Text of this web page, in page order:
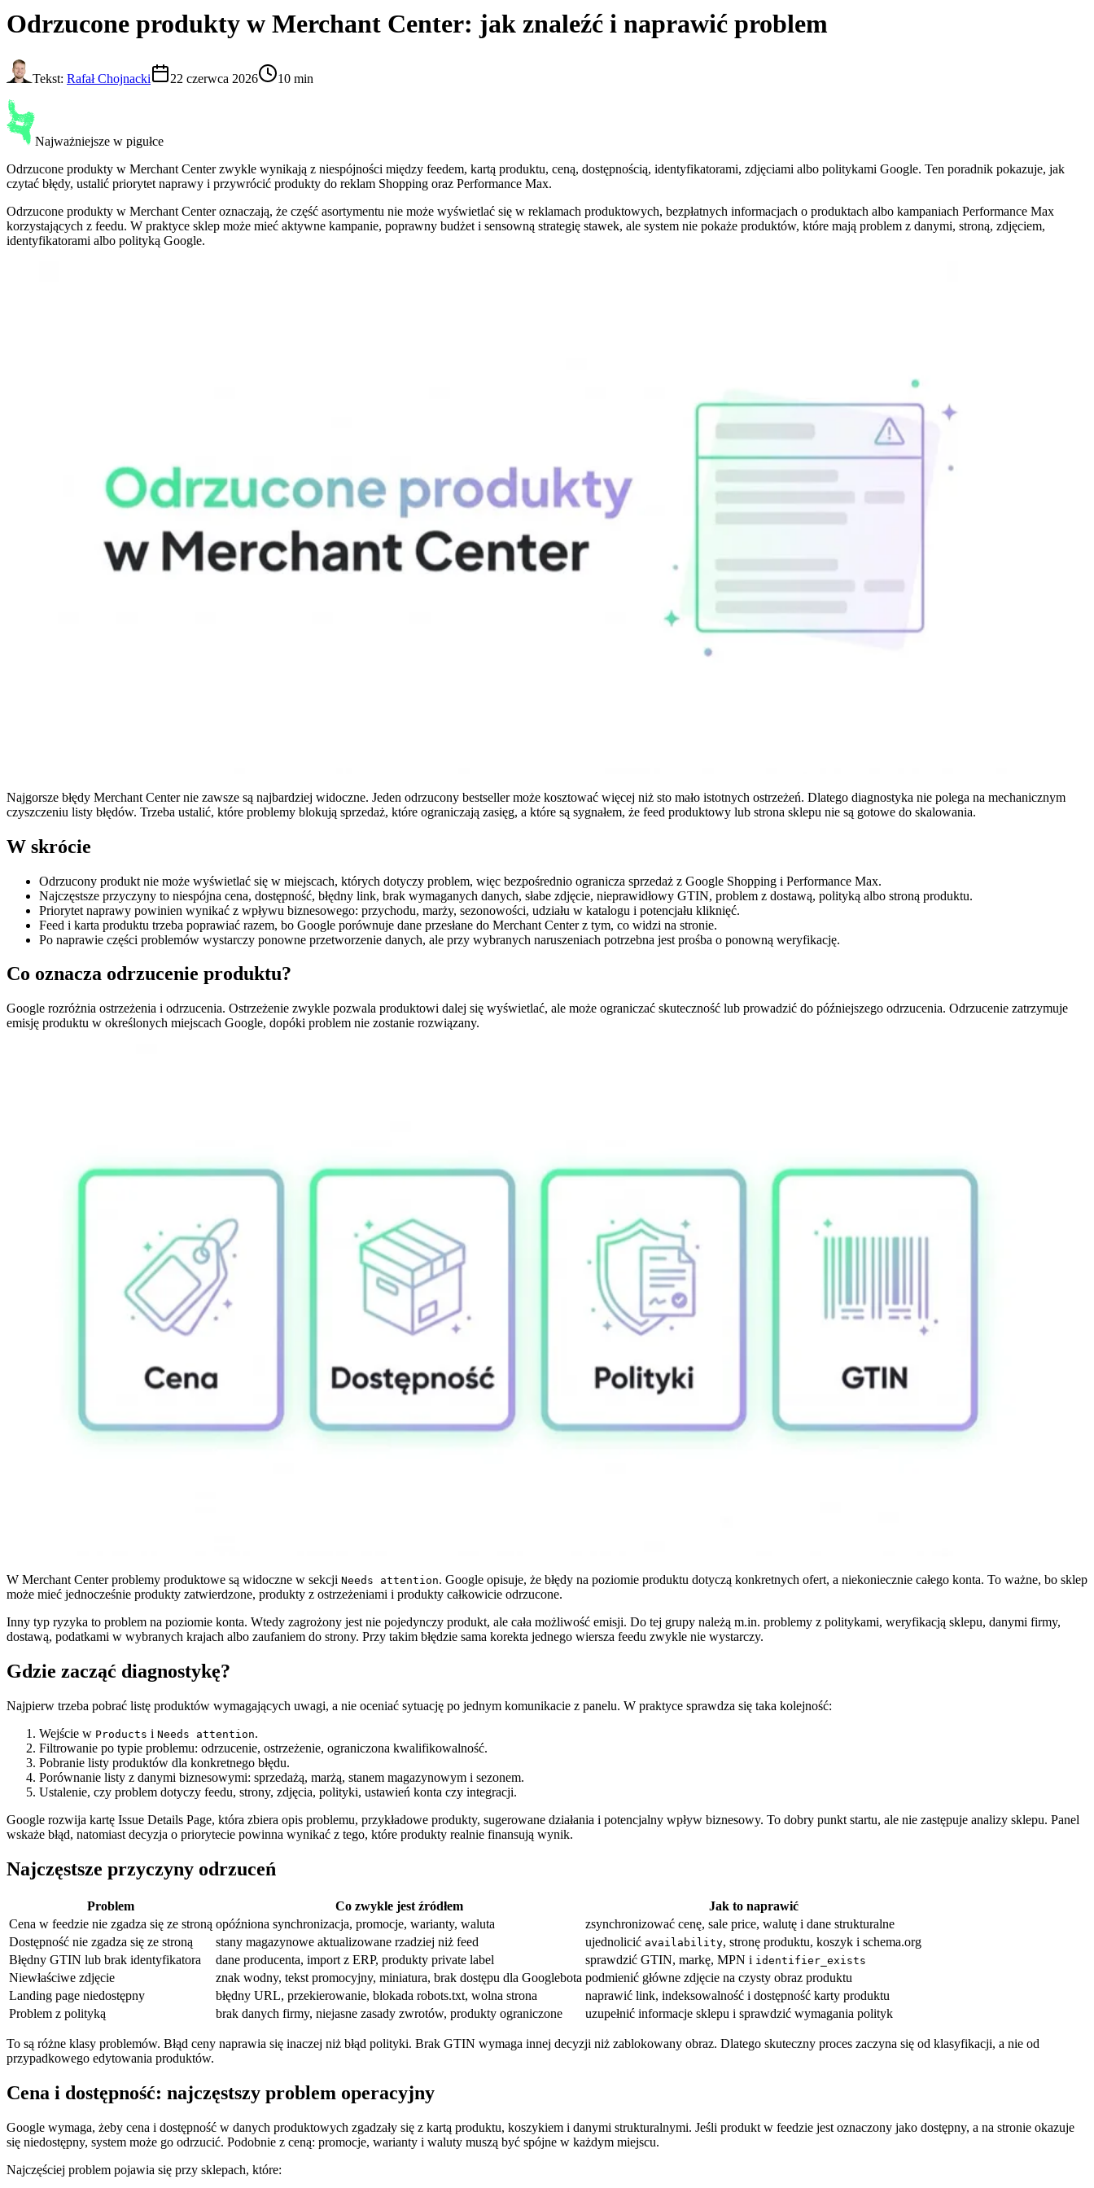
Odrzucone produkty w Merchant Center: jak znaleźć i naprawić problem
Tekst: Rafał Chojnacki 22 czerwca 2026 10 min
Najważniejsze w pigułce
Odrzucone produkty w Merchant Center zwykle wynikają z niespójności między feedem, kartą produktu, ceną, dostępnością, identyfikatorami, zdjęciami albo politykami Google. Ten poradnik pokazuje, jak
czytać błędy, ustalić priorytet naprawy i przywrócić produkty do reklam Shopping oraz Performance Max.
Odrzucone produkty w Merchant Center oznaczają, że część asortymentu nie może wyświetlać się w reklamach produktowych, bezpłatnych informacjach o produktach albo kampaniach Performance Max
korzystających z feedu. W praktyce sklep może mieć aktywne kampanie, poprawny budżet i sensowną strategię stawek, ale system nie pokaże produktów, które mają problem z danymi, stroną, zdjęciem,
identyfikatorami albo polityką Google.
Najgorsze błędy Merchant Center nie zawsze są najbardziej widoczne. Jeden odrzucony bestseller może kosztować więcej niż sto mało istotnych ostrzeżeń. Dlatego diagnostyka nie polega na mechanicznym
czyszczeniu listy błędów. Trzeba ustalić, które problemy blokują sprzedaż, które ograniczają zasięg, a które są sygnałem, że feed produktowy lub strona sklepu nie są gotowe do skalowania.
W skrócie
Odrzucony produkt nie może wyświetlać się w miejscach, których dotyczy problem, więc bezpośrednio ogranicza sprzedaż z Google Shopping i Performance Max.
Najczęstsze przyczyny to niespójna cena, dostępność, błędny link, brak wymaganych danych, słabe zdjęcie, nieprawidłowy GTIN, problem z dostawą, polityką albo stroną produktu.
Priorytet naprawy powinien wynikać z wpływu biznesowego: przychodu, marży, sezonowości, udziału w katalogu i potencjału kliknięć.
Feed i karta produktu trzeba poprawiać razem, bo Google porównuje dane przesłane do Merchant Center z tym, co widzi na stronie.
Po naprawie części problemów wystarczy ponowne przetworzenie danych, ale przy wybranych naruszeniach potrzebna jest prośba o ponowną weryfikację.
Co oznacza odrzucenie produktu?
Google rozróżnia ostrzeżenia i odrzucenia. Ostrzeżenie zwykle pozwala produktowi dalej się wyświetlać, ale może ograniczać skuteczność lub prowadzić do późniejszego odrzucenia. Odrzucenie zatrzymuje
emisję produktu w określonych miejscach Google, dopóki problem nie zostanie rozwiązany.
W Merchant Center problemy produktowe są widoczne w sekcji Needs attention. Google opisuje, że błędy na poziomie produktu dotyczą konkretnych ofert, a niekoniecznie całego konta. To ważne, bo sklep
może mieć jednocześnie produkty zatwierdzone, produkty z ostrzeżeniami i produkty całkowicie odrzucone.
Inny typ ryzyka to problem na poziomie konta. Wtedy zagrożony jest nie pojedynczy produkt, ale cała możliwość emisji. Do tej grupy należą m.in. problemy z politykami, weryfikacją sklepu, danymi firmy,
dostawą, podatkami w wybranych krajach albo zaufaniem do strony. Przy takim błędzie sama korekta jednego wiersza feedu zwykle nie wystarczy.
Gdzie zacząć diagnostykę?
Najpierw trzeba pobrać listę produktów wymagających uwagi, a nie oceniać sytuację po jednym komunikacie z panelu. W praktyce sprawdza się taka kolejność:
Wejście w Products i Needs attention.
Filtrowanie po typie problemu: odrzucenie, ostrzeżenie, ograniczona kwalifikowalność.
Pobranie listy produktów dla konkretnego błędu.
Porównanie listy z danymi biznesowymi: sprzedażą, marżą, stanem magazynowym i sezonem.
Ustalenie, czy problem dotyczy feedu, strony, zdjęcia, polityki, ustawień konta czy integracji.
Google rozwija kartę Issue Details Page, która zbiera opis problemu, przykładowe produkty, sugerowane działania i potencjalny wpływ biznesowy. To dobry punkt startu, ale nie zastępuje analizy sklepu. Panel
wskaże błąd, natomiast decyzja o priorytecie powinna wynikać z tego, które produkty realnie finansują wynik.
Najczęstsze przyczyny odrzuceń
Problem Co zwykle jest źródłem
Jak to naprawić
Cena w feedzie nie zgadza się ze stroną opóźniona synchronizacja, promocje, warianty, waluta
zsynchronizować cenę, sale price, walutę i dane strukturalne
Dostępność nie zgadza się ze stroną
stany magazynowe aktualizowane rzadziej niż feed ujednolicić availability, stronę produktu, koszyk i schema.org
Błędny GTIN lub brak identyfikatora
dane producenta, import z ERP, produkty private label sprawdzić GTIN, markę, MPN i identifier_exists
Niewłaściwe zdjęcie znak wodny, tekst promocyjny, miniatura, brak dostępu dla Googlebota podmienić główne zdjęcie na czysty obraz produktu
Landing page niedostępny
błędny URL, przekierowanie, blokada robots.txt, wolna strona
naprawić link, indeksowalność i dostępność karty produktu
Problem z polityką
brak danych firmy, niejasne zasady zwrotów, produkty ograniczone uzupełnić informacje sklepu i sprawdzić wymagania polityk
To są różne klasy problemów. Błąd ceny naprawia się inaczej niż błąd polityki. Brak GTIN wymaga innej decyzji niż zablokowany obraz. Dlatego skuteczny proces zaczyna się od klasyfikacji, a nie od
przypadkowego edytowania produktów.
Cena i dostępność: najczęstszy problem operacyjny
Google wymaga, żeby cena i dostępność w danych produktowych zgadzały się z kartą produktu, koszykiem i danymi strukturalnymi. Jeśli produkt w feedzie jest oznaczony jako dostępny, a na stronie okazuje
się niedostępny, system może go odrzucić. Podobnie z ceną: promocje, warianty i waluty muszą być spójne w każdym miejscu.
Najczęściej problem pojawia się przy sklepach, które: